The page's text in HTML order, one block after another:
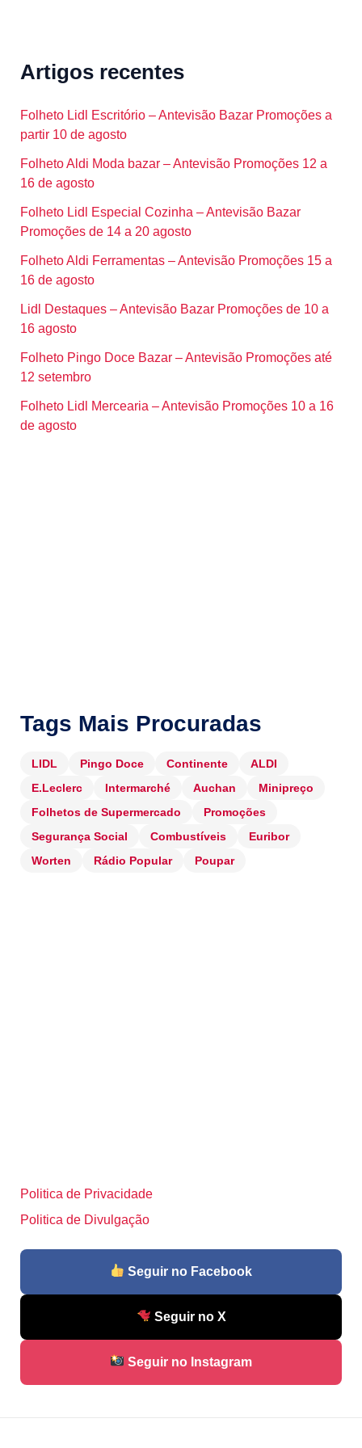
Artigos recentes
Folheto Lidl Escritório – Antevisão Bazar Promoções a
partir 10 de agosto
Folheto Aldi Moda bazar – Antevisão Promoções 12 a
16 de agosto
Folheto Lidl Especial Cozinha – Antevisão Bazar
Promoções de 14 a 20 agosto
Folheto Aldi Ferramentas – Antevisão Promoções 15 a
16 de agosto
Lidl Destaques – Antevisão Bazar Promoções de 10 a
16 agosto
Folheto Pingo Doce Bazar – Antevisão Promoções até
12 setembro
Folheto Lidl Mercearia – Antevisão Promoções 10 a 16
de agosto
Tags Mais Procuradas
LIDL Pingo Doce Continente
ALDI
E.Leclerc
Intermarché Auchan
Minipreço
Folhetos de Supermercado
Promoções
Segurança Social
Combustíveis
Euribor
Worten
Rádio Popular Poupar
Politica de Privacidade
Politica de Divulgação
Seguir no Facebook
Seguir no X
Seguir no Instagram